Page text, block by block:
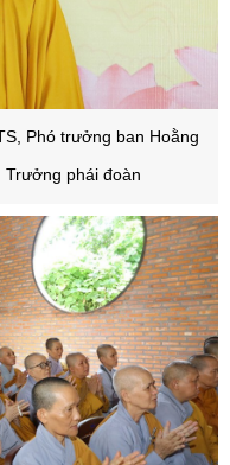
Phó trưởng ban Hoằng
Trưởng phái đoàn